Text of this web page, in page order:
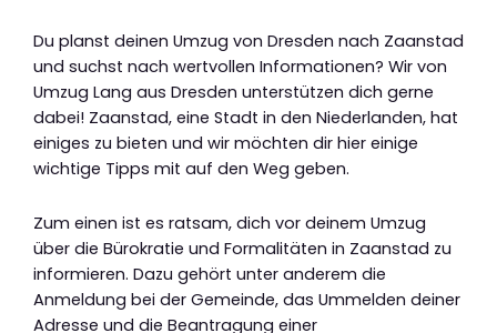
Du planst deinen Umzug von Dresden nach Zaanstad
und suchst nach wertvollen Informationen? Wir von
Umzug Lang aus Dresden unterstützen dich gerne
dabei! Zaanstad, eine Stadt in den Niederlanden, hat
einiges zu bieten und wir möchten dir hier einige
wichtige Tipps mit auf den Weg geben.
Zum einen ist es ratsam, dich vor deinem Umzug
über die Bürokratie und Formalitäten in Zaanstad zu
informieren. Dazu gehört unter anderem die
Anmeldung bei der Gemeinde, das Ummelden deiner
Adresse und die Beantragung einer